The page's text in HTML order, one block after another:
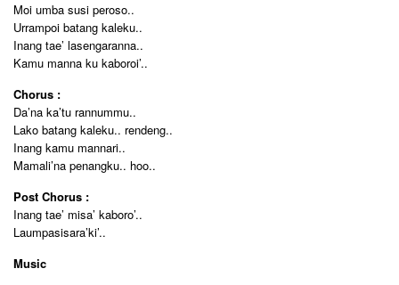
Moi umba susi peroso..
Urrampoi batang kaleku..
Inang tae’ lasengaranna..
Kamu manna ku kaboroi’..
Chorus :
Da’na ka’tu rannummu..
Lako batang kaleku.. rendeng..
Inang kamu mannari..
Mamali’na penangku.. hoo..
Post Chorus :
Inang tae’ misa’ kaboro’..
Laumpasisara’ki’..
Music